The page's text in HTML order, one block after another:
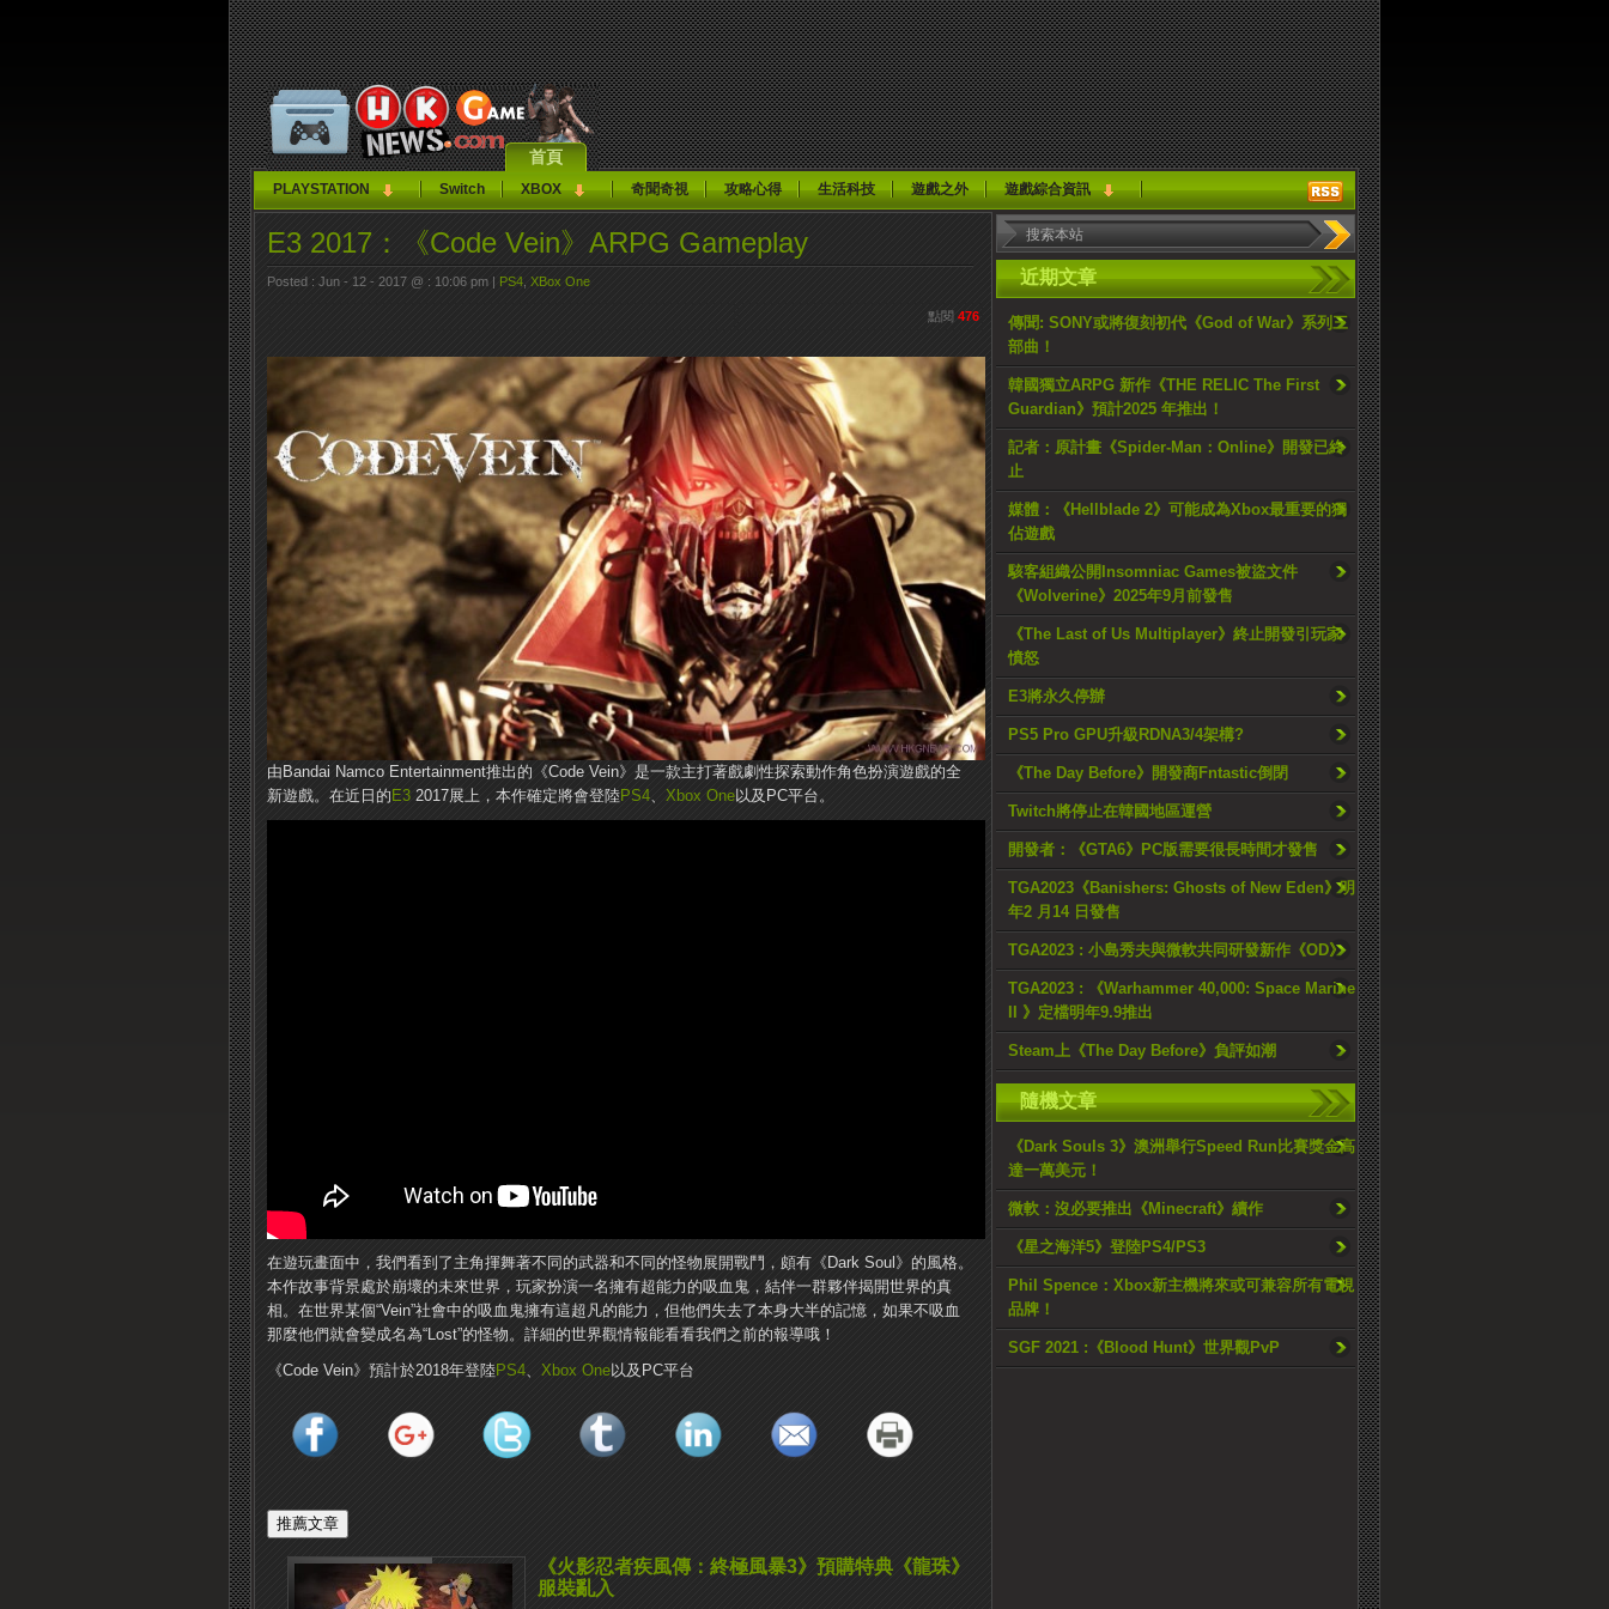
首頁
PLAYSTATION Switch XBOX 奇聞奇視 攻略心得 生活科技 遊戲之外 遊戲綜合資訊
近期文章
傳聞: SONY或將復刻初代《God of War》系列三
部曲！
韓國獨立ARPG 新作《THE RELIC The First
Guardian》預計2025 年推出！
記者：原計畫《Spider-Man：Online》開發已終
止
媒體：《Hellblade 2》可能成為Xbox最重要的獨
佔遊戲
駭客組織公開Insomniac Games被盜文件
《Wolverine》2025年9月前發售
《The Last of Us Multiplayer》終止開發引玩家
憤怒
E3將永久停辦
PS5 Pro GPU升級RDNA3/4架構?
《The Day Before》開發商Fntastic倒閉
Twitch將停止在韓國地區運營
開發者：《GTA6》PC版需要很長時間才發售
TGA2023《Banishers: Ghosts of New Eden》明
年2 月14 日發售
TGA2023 : 小島秀夫與微軟共同研發新作《OD》
TGA2023 : 《Warhammer 40,000: Space Marine
II 》定檔明年9.9推出
Steam上《The Day Before》負評如潮
隨機文章
《Dark Souls 3》澳洲舉行Speed Run比賽獎金高
達一萬美元！
微軟：沒必要推出《Minecraft》續作
《星之海洋5》登陸PS4/PS3
Phil Spence：Xbox新主機將來或可兼容所有電視
品牌！
SGF 2021 :《Blood Hunt》世界觀PvP
E3 2017：《Code Vein》ARPG Gameplay
Posted : Jun - 12 - 2017 @ : 10:06 pm | PS4 XBox One
點閱 476
由Bandai Namco Entertainment推出的《Code Vein》是一款主打著戲劇性探索動作角色扮演遊戲的全
新遊戲。在近日的 E3 2017展上，本作確定將會登陸PS4、 Xbox One以及PC平台。
在遊玩畫面中，我們看到了主角揮舞著不同的武器和不同的怪物展開戰鬥，頗有《Dark Soul》的風格。
本作故事背景處於崩壞的未來世界，玩家扮演一名擁有超能力的吸血鬼，結伴一群夥伴揭開世界的真
相。在世界某個“Vein”社會中的吸血鬼擁有這超凡的能力，但他們失去了本身大半的記憶，如果不吸血
那麼他們就會變成名為“Lost”的怪物。詳細的世界觀情報能看看我們之前的報導哦！
《Code Vein》預計於2018年登陸PS4、 Xbox One以及PC平台
《火影忍者疾風傳：終極風暴3》預購特典《龍珠》
服裝亂入